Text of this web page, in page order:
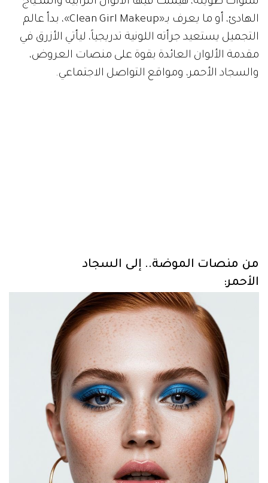
الهادئ، أو ما يعرف بـ«Clean Girl Makeup»، بدأ عالم
التجميل يستعيد جرأته اللونية تدريجياً، ليأتي الأزرق في
مقدمة الألوان العائدة بقوة على منصات العروض،
والسجاد الأحمر، ومواقع التواصل الاجتماعي.
من منصات الموضة.. إلى السجاد
الأحمر: